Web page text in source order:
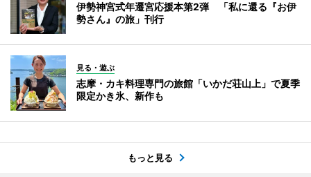
伊勢神宮式年遷宮応援本第2弾 「私に還る『お伊
勢さん』の旅」刊行
見る・遊ぶ
志摩・カキ料理専門の旅館「いかだ荘山上」で夏季
限定かき氷、新作も
もっと見る